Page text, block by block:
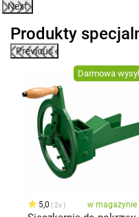
Next
Produkty
Previous
Darmowa
5,0 2x w magazynie